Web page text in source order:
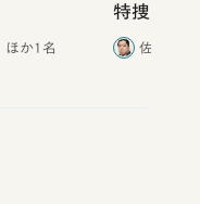
ほか1名
特捜取調
合ったこと
佐藤優